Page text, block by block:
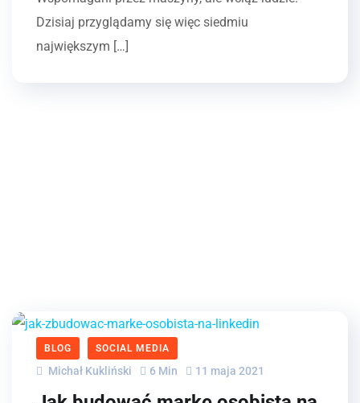
Dzisiaj przyglądamy się więc siedmiu
największym […]
BLOG SOCIAL MEDIA
Michał Kukliński 6 Min 11 maja 2021